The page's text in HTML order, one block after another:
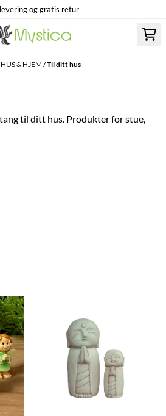
og gratis retur
HUS & HJEM /Til ditt hus
til ditt hus. Produkter for stue,